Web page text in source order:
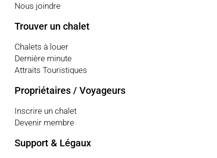
Nous joindre
Trouver un chalet
Chalets à louer
Dernière minute
Attraits Touristiques
Propriétaires / Voyageurs
Inscrire un chalet
Devenir membre
Support & Légaux